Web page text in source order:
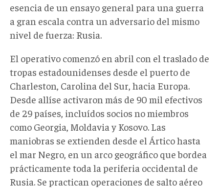
esencia de un ensayo general para una guerra
a gran escala contra un adversario del mismo
nivel de fuerza: Rusia.
El operativo comenzó en abril con el traslado de
tropas estadounidenses desde el puerto de
Charleston, Carolina del Sur, hacia Europa.
Desde allíse activaron más de 90 mil efectivos
de 29 países, incluídos socios no miembros
como Georgia, Moldavia y Kosovo. Las
maniobras se extienden desde el Ártico hasta
el mar Negro, en un arco geográfico que bordea
prácticamente toda la periferia occidental de
Rusia. Se practican operaciones de salto aéreo